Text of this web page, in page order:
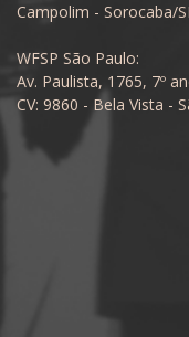
Campolim - Sorocaba/
WFSP São Paulo:
Av. Paulista, 1765, 7º
CV: 9860 - Bela Vista -